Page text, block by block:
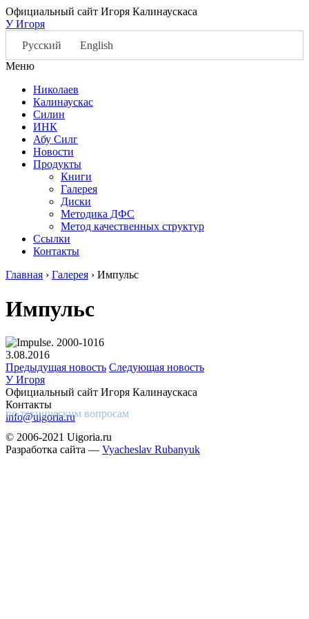
Официальный сайт Игоря Калинаускаса
У Игоря
Русский
English
Меню
Николаев
Калинаускас
Силин
ИНК
Абу Силг
Новости
Продукты
Книги
Галерея
Диски
Методика ДФС
Метод качественных структур
Ссылки
Контакты
Главная › Галерея › Импульс
Импульс
3.08.2016
Предыдущая новость Следующая новость
У Игоря
Официальный сайт Игоря Калинаускаса
Контакты
info@uigoria.ru
по техническим вопросам
© 2006-2021 Uigoria.ru
Разработка сайта — Vyacheslav Rubanyuk